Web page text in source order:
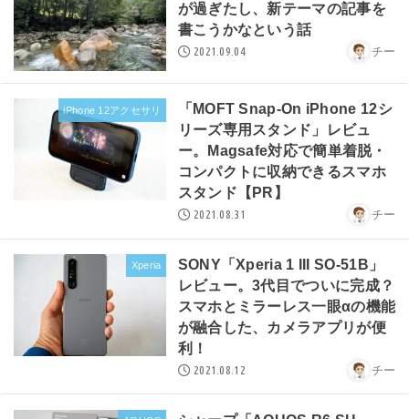
が過ぎたし、新テーマの記事を
書こうかなという話
2021.09.04 チー
iPhone 12アクセサリ
「MOFT Snap-On iPhone 12シ
リーズ専用スタンド」レビュ
ー。Magsafe対応で簡単着脱・
コンパクトに収納できるスマホ
スタンド【PR】
2021.08.31 チー
Xperia
SONY「Xperia 1 III SO-51B」
レビュー。3代目でついに完成？
スマホとミラーレス一眼αの機能
が融合した、カメラアプリが便
利！
2021.08.12 チー